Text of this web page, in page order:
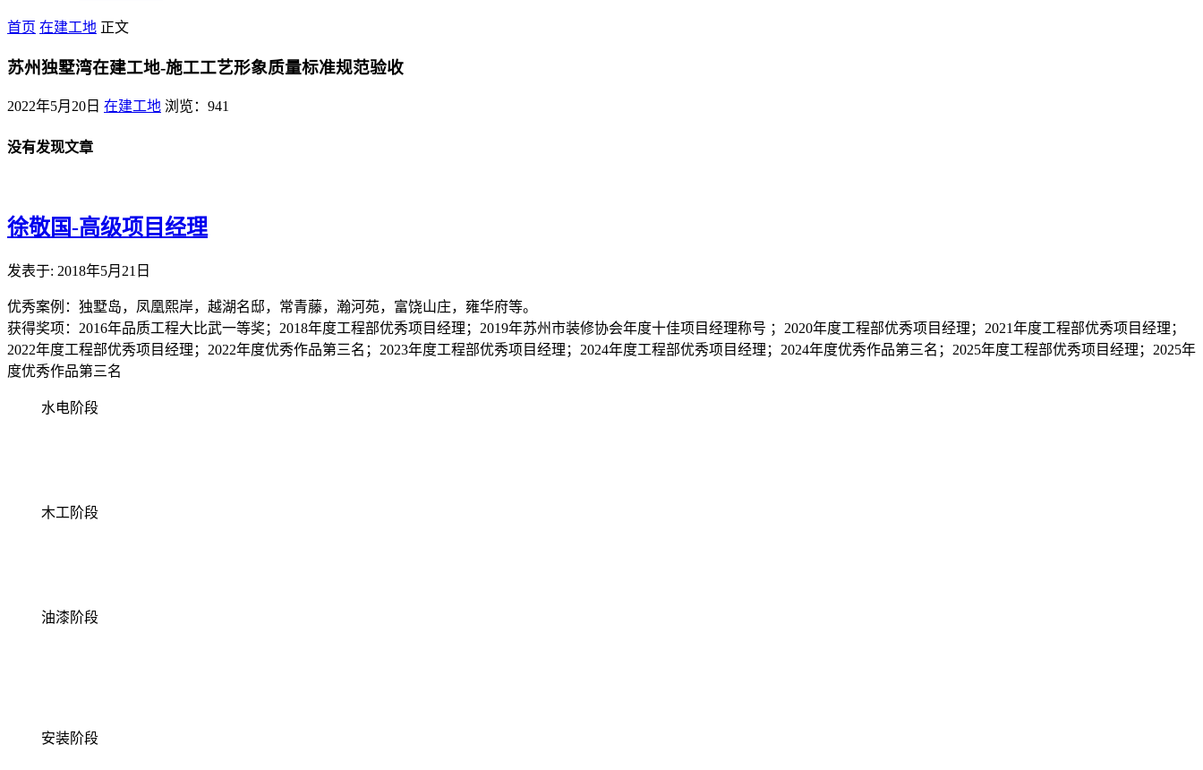
首页 在建工地 正文
苏州独墅湾在建工地-施工工艺形象质量标准规范验收
2022年5月20日 在建工地 浏览：941
没有发现文章
徐敬国-高级项目经理
发表于: 2018年5月21日
优秀案例：独墅岛，凤凰熙岸，越湖名邸，常青藤，瀚河苑，富饶山庄，雍华府等。
获得奖项：2016年品质工程大比武一等奖；2018年度工程部优秀项目经理；2019年苏州市装修协会年度十佳项目经理称号 ；2020年度工程部优秀项目经理；2021年度工程部优秀项目经理；
2022年度工程部优秀项目经理；2022年度优秀作品第三名；2023年度工程部优秀项目经理；2024年度工程部优秀项目经理；2024年度优秀作品第三名；2025年度工程部优秀项目经理；2025年
度优秀作品第三名
水电阶段
木工阶段
油漆阶段
安装阶段